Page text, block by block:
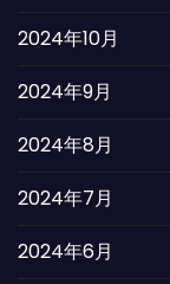
2024年10月
2024年9月
2024年8月
2024年7月
2024年6月